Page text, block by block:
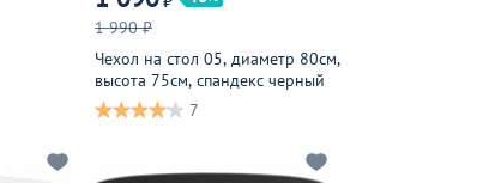
1 990 ₽
Чехол на стол 05, диаметр 80см,
высота 75см, спандекс черный
7